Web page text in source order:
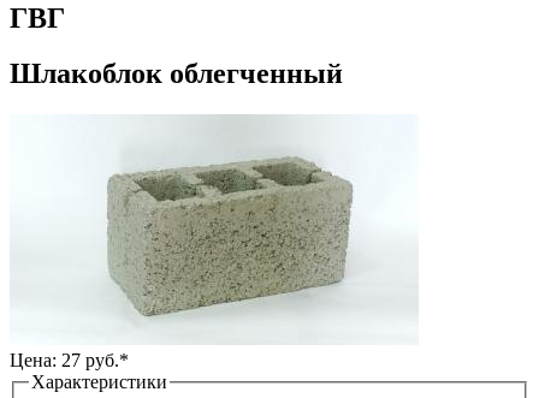
ГВГ
Шлакоблок облегченный
Цена: 27 руб.*
Характеристики